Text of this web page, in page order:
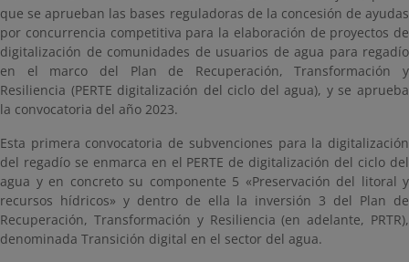
que se aprueban las bases reguladoras de la concesión de ayudas
por concurrencia competitiva para la elaboración de proyectos de
digitalización de comunidades de usuarios de agua para regadío
en el marco del Plan de Recuperación, Transformación y
Resiliencia (PERTE digitalización del ciclo del agua), y se aprueba
la convocatoria del año 2023.
Esta primera convocatoria de subvenciones para la digitalización
del regadío se enmarca en el PERTE de digitalización del ciclo del
agua y en concreto su componente 5 «Preservación del litoral y
recursos hídricos» y dentro de ella la inversión 3 del Plan de
Recuperación, Transformación y Resiliencia (en adelante, PRTR),
denominada Transición digital en el sector del agua.